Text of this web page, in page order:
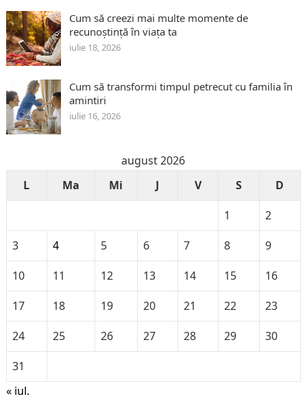
Cum să creezi mai multe momente de
recunoștință în viața ta
iulie 18, 2026
Cum să transformi timpul petrecut cu familia în
amintiri
iulie 16, 2026
august 2026
L
Ma Mi J V S
D
1
2
3
4 5 6 7 8
9
10
11 12 13 14 15
16
17
18 19 20 21 22
23
24
25 26 27 28 29
30
31
« iul.